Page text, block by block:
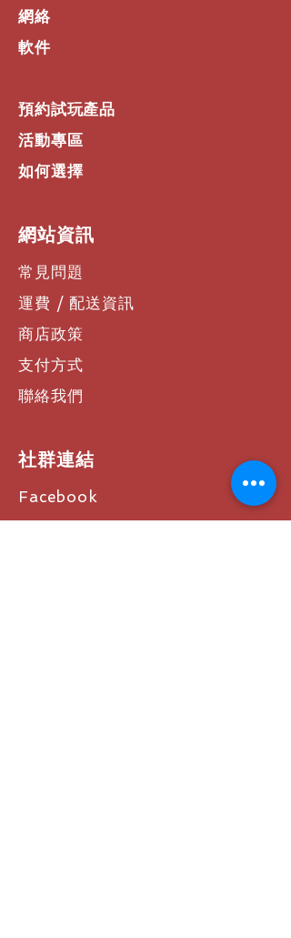
網絡
軟件
預約試玩產品
活動專區
如何選擇
​網站資訊
常見問題
運費 / 配送資訊
商店政策
支付方式
聯絡我們
社群連結
Facebook